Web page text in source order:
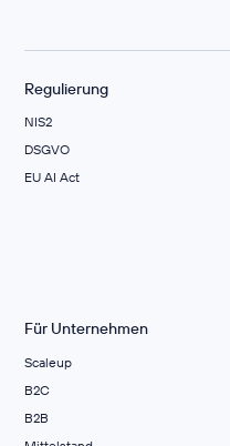
Regulierung
NIS2
DSGVO
EU AI Act
Für Unternehmen
Scaleup
B2C
B2B